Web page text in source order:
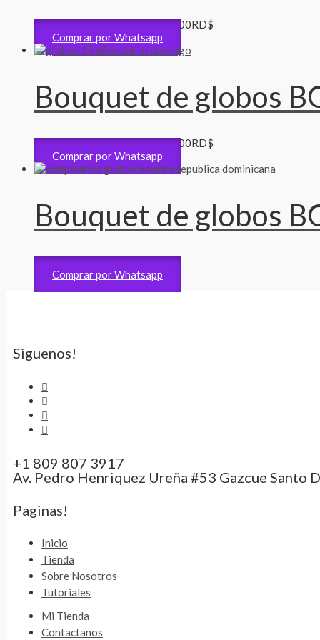
Matrimonio y Aniversarios4,200RD$
Comprar por Whatsapp
Bouquet de globos
Matrimonio y Aniversarios4,500RD$
Comprar por Whatsapp
Bouquet de globos
Bouquet Gigante5,200RD$
Comprar por Whatsapp
Siguenos!
+1 809 807 3917
Av. Pedro Henriquez Ureña #53 Gazcue Santo
Paginas!
Inicio
Tienda
Sobre Nosotros
Tutoriales
Mi Tienda
Contactanos